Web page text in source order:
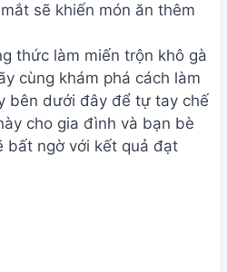
sẽ khiến món ăn thêm
thức làm miến trộn khô gà
cùng khám phá cách làm
bên dưới đây để tự tay chế
cho gia đình và bạn bè
bất ngờ với kết quả đạt